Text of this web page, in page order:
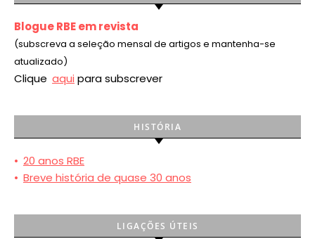
Blogue RBE em revista
(subscreva a seleção mensal de artigos e mantenha-se
atualizado)
Clique aqui para subscrever
HISTÓRIA
• 20 anos RBE
• Breve história de quase 30 anos
LIGAÇÕES ÚTEIS